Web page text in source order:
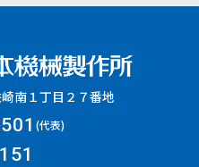
南１丁目２７番地
(代表)